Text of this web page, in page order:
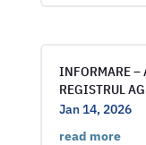
INFORMARE –
REGISTRUL
Jan 14, 2026
read more